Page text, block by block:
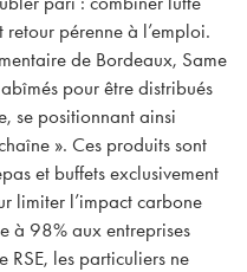
pérenne à l’emploi.
de Bordeaux, Same
pour être distribués
se positionnant ainsi
». Ces produits sont
et buffets exclusivement
limiter l’impact carbone
à 98% aux entreprises
RSE, les particuliers ne